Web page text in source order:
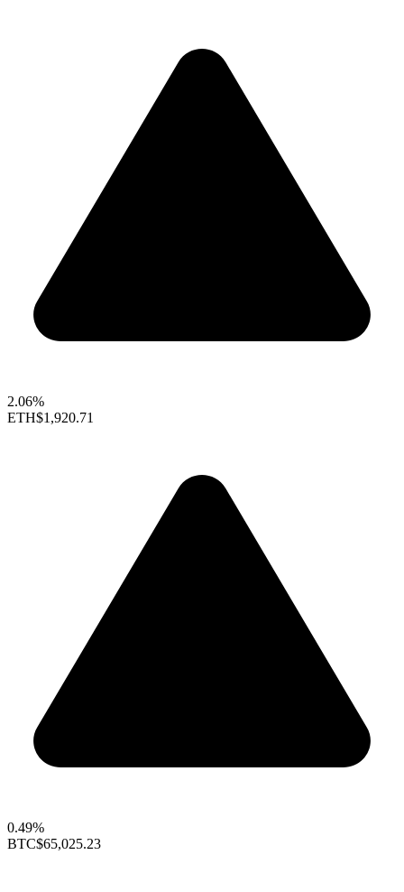
2.06%
ETH$1,920.71
0.49%
BTC$65,025.23